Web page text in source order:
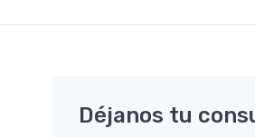
Déjanos tu